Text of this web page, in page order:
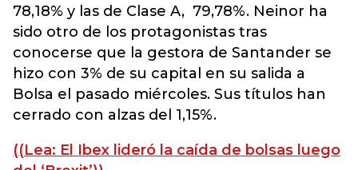
78,18% y las de Clase A, 79,78%. Neinor ha
sido otro de los protagonistas tras
conocerse que la gestora de Santander se
hizo con 3% de su capital en su salida a
Bolsa el pasado miércoles. Sus títulos han
cerrado con alzas del 1,15%.
((Lea: El Ibex lideró la caída de bolsas luego